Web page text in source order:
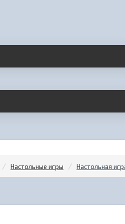
Настольные игры Настольная